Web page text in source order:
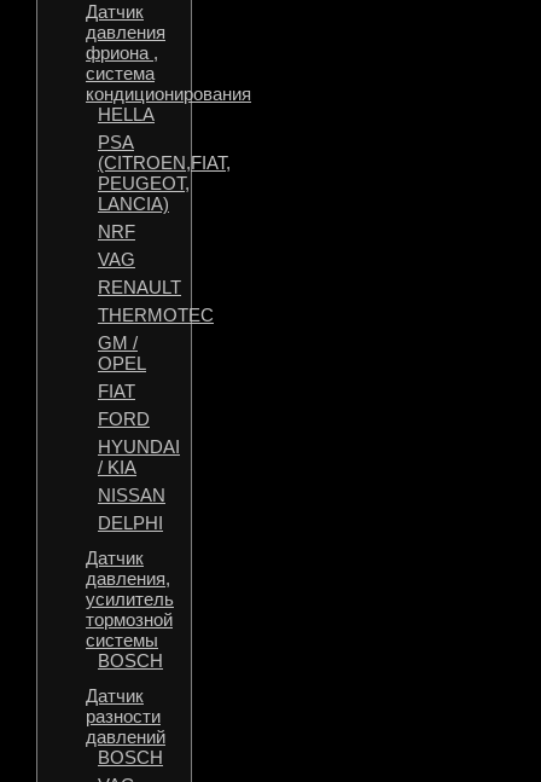
Датчик
давления
фриона ,
система
кондиционирования
HELLA
PSA
(CITROEN,FIAT,
PEUGEOT,
LANCIA)
NRF
VAG
RENAULT
THERMOTEC
GM /
OPEL
FIAT
FORD
HYUNDAI
/ KIA
NISSAN
DELPHI
Датчик
давления,
усилитель
тормозной
системы
BOSCH
Датчик
разности
давлений
BOSCH